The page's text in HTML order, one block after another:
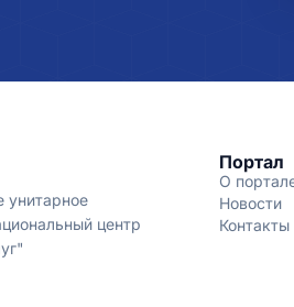
унитарное
центр
Портал
О
Новости
Контакты